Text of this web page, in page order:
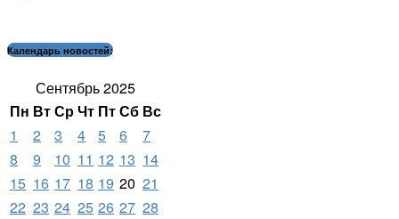
Календарь новостей:
Сентябрь 2025
Пн ВтСрЧт ПтСб Вс
1
2 3 4 5 6
7
8
9 10 11 12 13 14
15 16 17 18 19 20 21
22 23 24 25 26 27 28